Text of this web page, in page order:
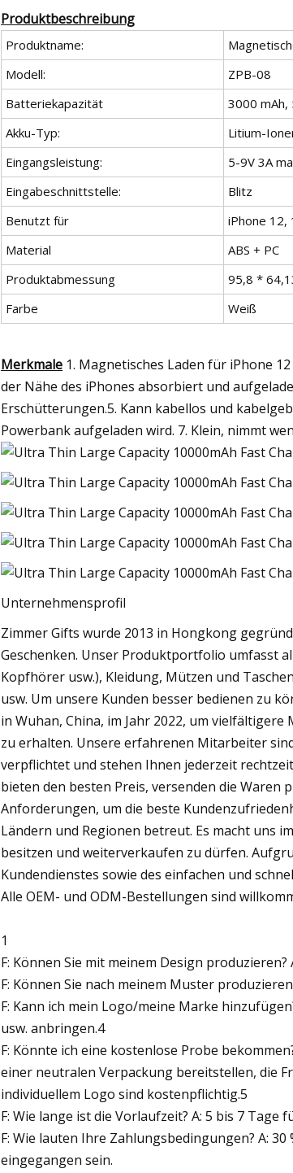
Produktbeschreibung
Produktname:
Modell:
ZPB-08
Batteriekapazität
3000 mAh,
Akku-Typ:
Litium-
Eingangsleistung:
5-9V 3A
Eingabeschnittstelle:
Blitz
Benutzt für
iPhone 12,
Material
ABS + PC
Produktabmessung
95,8 *
Farbe
Weiß
Merkmale 1. Magnetisches Laden für iPhone
der Nähe des iPhones absorbiert und
Erschütterungen.5. Kann kabellos und
Powerbank aufgeladen wird. 7. Klein, nimmt
Unternehmensprofil
Zimmer Gifts wurde 2013 in Hongkong
Geschenken. Unser Produktportfolio umfasst
Kopfhörer usw.), Kleidung, Mützen und
usw. Um unsere Kunden besser bedienen zu
in Wuhan, China, im Jahr 2022, um
zu erhalten. Unsere erfahrenen Mitarbeiter
verpflichtet und stehen Ihnen jederzeit
bieten den besten Preis, versenden die
Anforderungen, um die beste
Ländern und Regionen betreut. Es macht uns
besitzen und weiterverkaufen zu dürfen.
Kundendienstes sowie des einfachen und
Alle OEM- und ODM-Bestellungen sind
1
F: Können Sie mit meinem Design
F: Können Sie nach meinem Muster
F: Kann ich mein Logo/meine Marke
usw. anbringen.4
F: Könnte ich eine kostenlose Probe
einer neutralen Verpackung bereitstellen, die
individuellem Logo sind kostenpflichtig.5
F: Wie lange ist die Vorlaufzeit? A: 5 bis 7
F: Wie lauten Ihre Zahlungsbedingungen? A:
eingegangen sein.